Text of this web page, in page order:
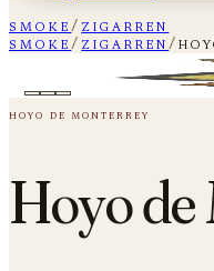
smoke/ zigarren
smoke/ zigarren/
plate i — fig. 01
hoyo de monterrey
Hoyo de